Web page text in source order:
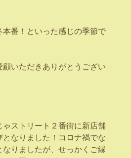
番！といった感じの季節で
いただきありがとうござい
ゃストリート２番街に新店舗
となりました！コロナ禍でな
りましたが、せっかくご縁